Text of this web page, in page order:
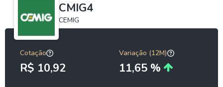
CMIG4
CEMIG
Cotação
R$ 10,92
Variação (12M)
11,65 %